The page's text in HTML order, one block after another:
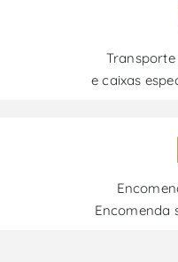
Transporte
e caixas
Encomenda